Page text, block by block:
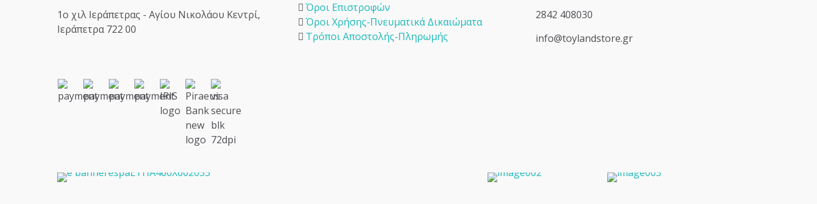
1o χιλ Ιεράπετρας - Αγίου Νικολάου Κεντρί,
Ιεράπετρα 722 00
Όροι Επιστροφών
Όροι Χρήσης-Πνευματικά Δικαιώματα
Τρόποι Αποστολής-Πληρωμής
2842 408030
info@toylandstore.gr